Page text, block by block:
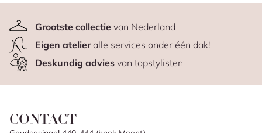
Grootste collectievan Nederland
Eigen atelieralle services onder één dak!
Deskundig adviesvan topstylisten
CONTACT